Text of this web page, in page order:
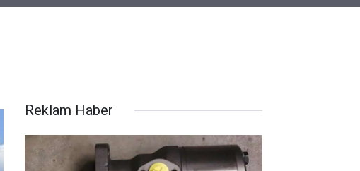
Reklam Haber